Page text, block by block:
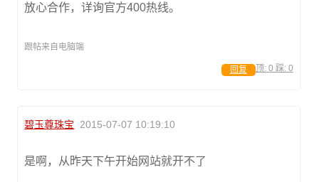
放心合作，详询官方400热线。
跟帖来自电脑端
顶: 0 踩: 0
回复
碧玉尊珠宝 2015-07-07 10:19:10
是啊，从昨天下午开始网站就开不了